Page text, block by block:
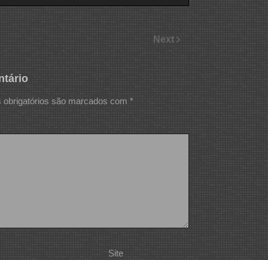
Next
obrigatórios são marcados com *
Site